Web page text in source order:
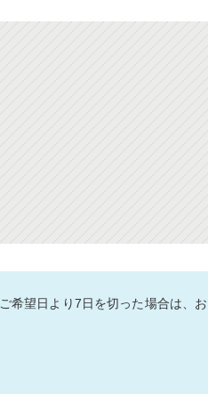
希望日より7日を切った場合は、